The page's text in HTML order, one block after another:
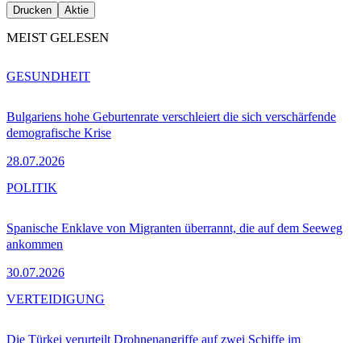
Drucken Aktie
MEIST GELESEN
Bulgariens hohe Geburtenrate verschleiert die sich verschärfende
demografische Krise
28.07.2026
GESUNDHEIT
Spanische Enklave von Migranten überrannt, die auf dem Seeweg
ankommen
30.07.2026
POLITIK
Die Türkei verurteilt Drohnenangriffe auf zwei Schiffe im
VERTEIDIGUNG